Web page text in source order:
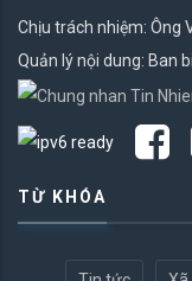
Chịu trách nhiệm: Ông
Quản lý nội dung: Ban
TỪ KHÓA